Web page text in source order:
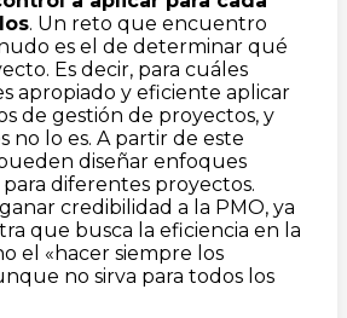
. Un reto que encuentro
es el de determinar qué
Es decir, para cuáles
apropiado y eficiente aplicar
de gestión de proyectos, y
no lo es. A partir de este
diseñar enfoques
diferentes proyectos.
credibilidad a la PMO, ya
que busca la eficiencia en la
el «hacer siempre los
no sirva para todos los